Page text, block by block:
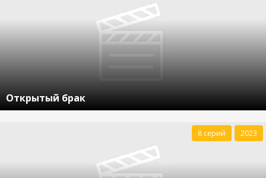
Открытый брак
8 серий 2023